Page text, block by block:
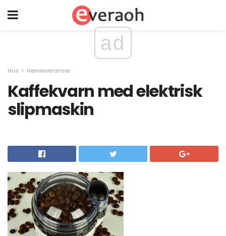
ad
Hus Hemleveranser
Kaffekvarn med elektrisk
slipmaskin